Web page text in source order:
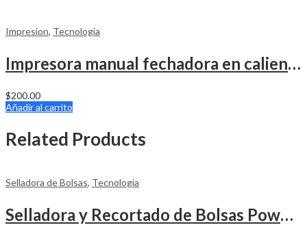
Impresion, Tecnologia
Impresora manual fechadora en caliente con cinta (Ribbon)
$200.00
Añadir al carrito
Related Products
Selladora de Bolsas, Tecnologia
Selladora y Recortado de Bolsas Powerseal Con Tape adhesivo